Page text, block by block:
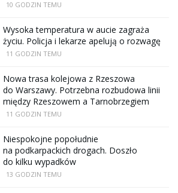
10 GODZIN TEMU
Wysoka temperatura w aucie zagraża
życiu. Policja i lekarze apelują o rozwagę
11 GODZIN TEMU
Nowa trasa kolejowa z Rzeszowa
do Warszawy. Potrzebna rozbudowa linii
między Rzeszowem a Tarnobrzegiem
11 GODZIN TEMU
Niespokojne popołudnie
na podkarpackich drogach. Doszło
do kilku wypadków
13 GODZIN TEMU